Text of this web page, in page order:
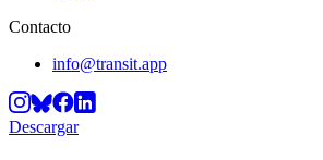
Contacto
info@transit.app
Descargar